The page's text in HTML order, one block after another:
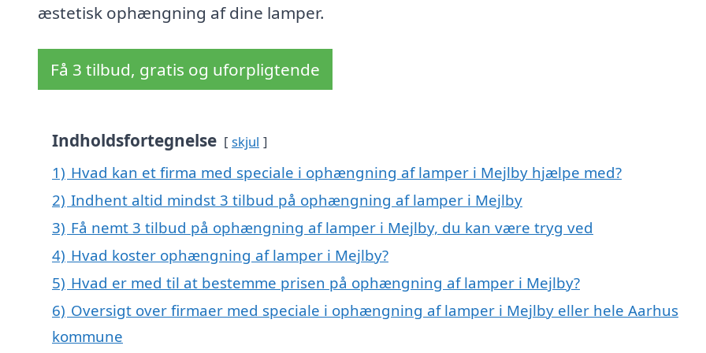
æstetisk ophængning af dine lamper.
Få 3 tilbud, gratis og uforpligtende
Indholdsfortegnelse skjul
1) Hvad kan et firma med speciale i ophængning af lamper i Mejlby hjælpe med?
2) Indhent altid mindst 3 tilbud på ophængning af lamper i Mejlby
3) Få nemt 3 tilbud på ophængning af lamper i Mejlby, du kan være tryg ved
4) Hvad koster ophængning af lamper i Mejlby?
5) Hvad er med til at bestemme prisen på ophængning af lamper i Mejlby?
6) Oversigt over firmaer med speciale i ophængning af lamper i Mejlby eller hele Aarhus
kommune